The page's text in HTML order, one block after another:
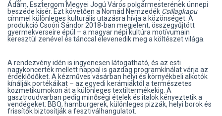
Ádám, Esztergom Megyei Jogú Város polgármesterének ünnepi
beszéde kísér. Ezt követően a Nomád Nemzedék Csillagkapu
címmel különleges kulturális utazásra hívja a közönséget. A
produkció Csoóri Sándor 2018-ban megjelent, összegyűjtött
gyermekverseire épül – a magyar népi kultúra motívumain
keresztül zenével és tánccal elevenedik meg a költészet világa.
A rendezvény idén is ingyenesen látogatható, és az esti
nagykoncertek mellett nappal is gazdag programkínálat várja az
érdeklődőket. A kézműves vásárban helyi és környékbeli alkotók
kínálják portékáikat – az egyedi kerámiáktól a természetes
kozmetikumokon át a különleges textiltermékekig. A
gasztroudvarban pedig minőségi ételek és italok kényeztetik a
vendégeket: BBQ, hamburgerek, különleges pizzák, helyi borok és
frissítők biztosítják a fesztiválhangulatot.